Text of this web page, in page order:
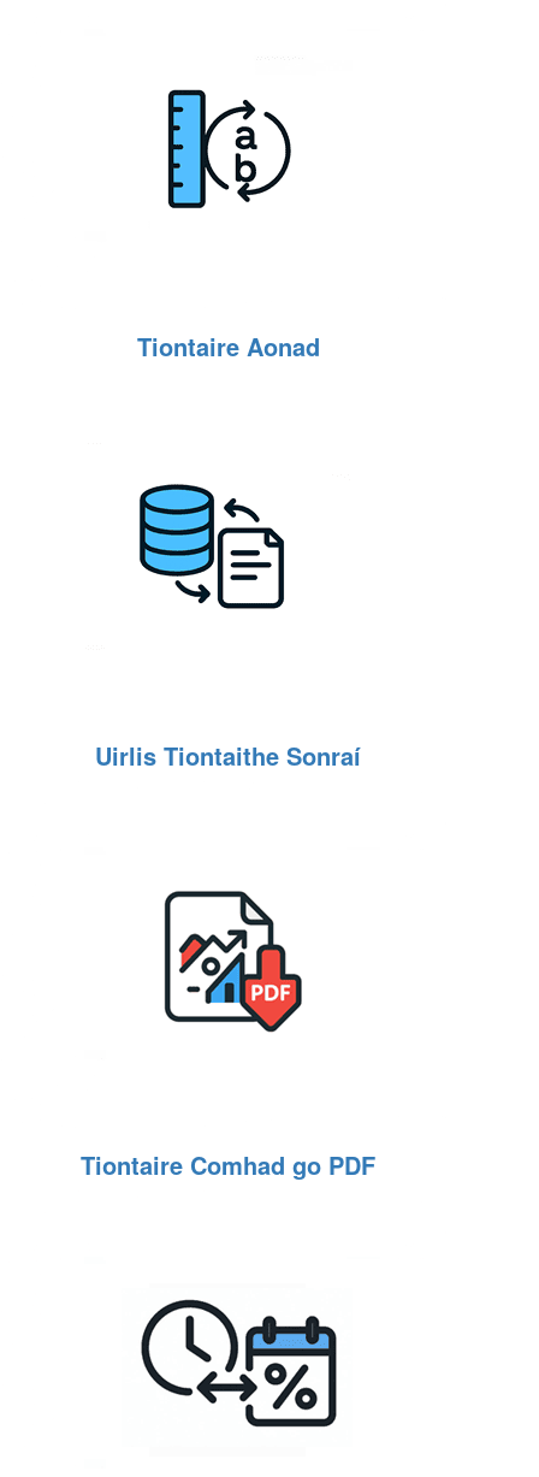
Tiontaire Aonad
Uirlis Tiontaithe Sonraí
Tiontaire Comhad go PDF